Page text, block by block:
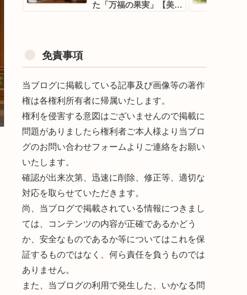
た「万福の果実」【美の
免責事項
当ブログに掲載している記事及び画像等の著作
権は各権利所有者に帰属いたします。
権利を侵害する意図はございませんので掲載に
問題がありましたら権利者ご本人様より当ブロ
グのお問い合わせフォームよりご連絡をお願い
いたします。
確認が出来次第、迅速に削除、修正等、適切な
対応を取らせていただきます。
尚、当ブログで掲載されている情報につきまし
ては、コンテンツの内容が正確であるかどう
か、安全なものであるか等についてはこれを保
証するものではなく、何ら責任を負うものでは
ありません。
また、当ブログの利用で発生した、いかなる問